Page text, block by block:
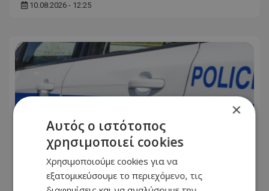
10.08.2026 - 12:25
×
Αυτός ο ιστότοπος
χρησιμοποιεί cookies
Χρησιμοποιούμε cookies για να
εξατομικεύσουμε το περιεχόμενο, τις